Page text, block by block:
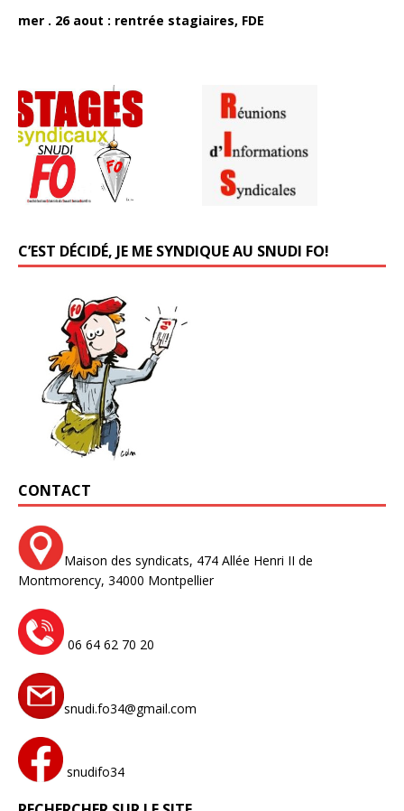
mer . 26 aout : rentrée stagiaires, FDE
C’EST DÉCIDÉ, JE ME SYNDIQUE AU SNUDI FO!
CONTACT
Maison des syndicats, 474 Allée Henri II de
Montmorency, 34000 Montpellier
06 64 62 70 20
snudi.fo34@gmail.com
snudifo34